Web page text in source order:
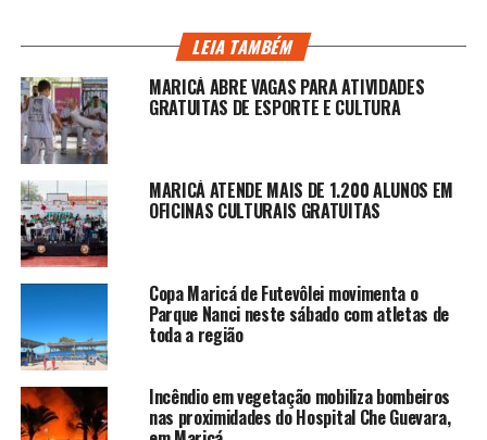
LEIA TAMBÉM
MARICÁ ABRE VAGAS PARA ATIVIDADES
GRATUITAS DE ESPORTE E CULTURA
MARICÁ ATENDE MAIS DE 1.200 ALUNOS EM
OFICINAS CULTURAIS GRATUITAS
Copa Maricá de Futevôlei movimenta o
Parque Nanci neste sábado com atletas de
toda a região
Incêndio em vegetação mobiliza bombeiros
nas proximidades do Hospital Che Guevara,